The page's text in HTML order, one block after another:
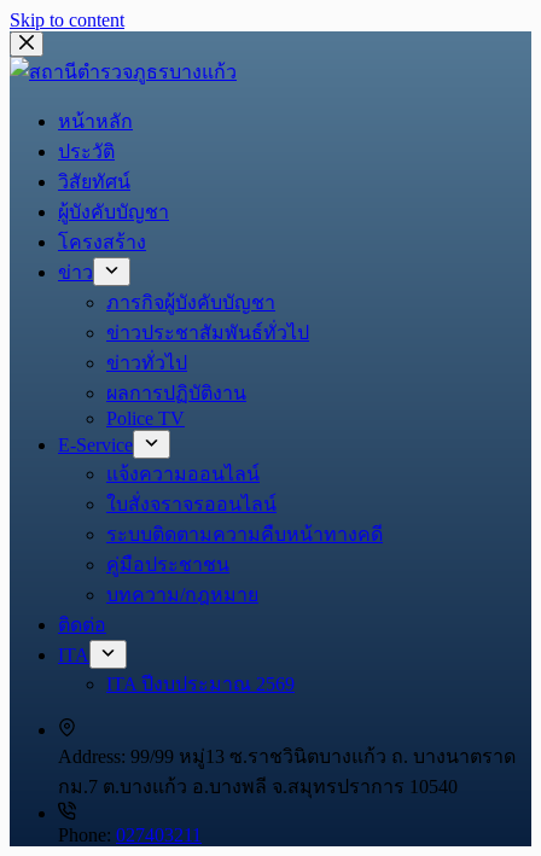
Skip to content
หน้าหลัก
ประวัติ
วิสัยทัศน์
ผู้บังคับบัญชา
โครงสร้าง
ข่าว
ภารกิจผู้บังคับบัญชา
ข่าวประชาสัมพันธ์ทั่วไป
ข่าวทั่วไป
ผลการปฏิบัติงาน
Police TV
E-Service
แจ้งความออนไลน์
ใบสั่งจราจรออนไลน์
ระบบติดตามความคืบหน้าทางคดี
คู่มือประชาชน
บทความ/กฎหมาย
ติดต่อ
ITA
ITA ปีงบประมาณ 2569
Address: 99/99 หมู่13 ซ.ราชวินิตบางแก้ว ถ. บางนาตราด
กม.7 ต.บางแก้ว อ.บางพลี จ.สมุทรปราการ 10540
Phone: 027403211